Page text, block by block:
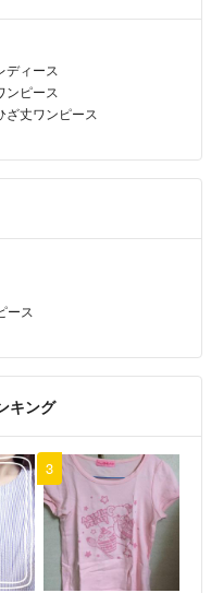
。
い方。
対象です↓
一方的な都合により返品した
が、品物が一部破損した状態
こちらで処分しました。(い
ます)
も購入いただけませんでし
ただきましたがそれは出品
に送り、送料や再発送の二度
にもかかわらず、この評価に
したりはしておりません。
場合がございますのでご注意
ディース
ンピース
ざ丈ワンピース
ース
キング
3